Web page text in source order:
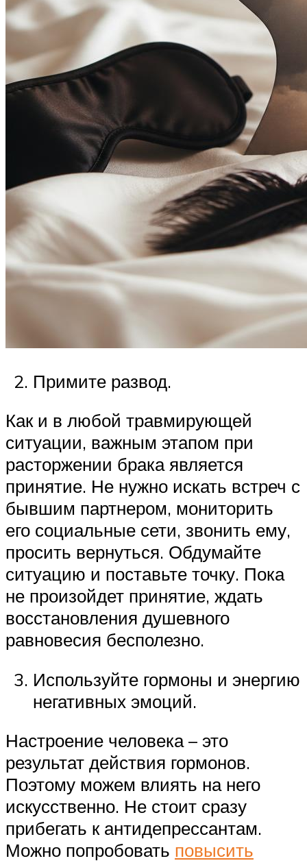
Примите развод.
Как и в любой травмирующей
ситуации, важным этапом при
расторжении брака является
принятие. Не нужно искать встреч с
бывшим партнером, мониторить
его социальные сети, звонить ему,
просить вернуться. Обдумайте
ситуацию и поставьте точку. Пока
не произойдет принятие, ждать
восстановления душевного
равновесия бесполезно.
Используйте гормоны и энергию
негативных эмоций.
Настроение человека – это
результат действия гормонов.
Поэтому можем влиять на него
искусственно. Не стоит сразу
прибегать к антидепрессантам.
Можно попробовать повысить